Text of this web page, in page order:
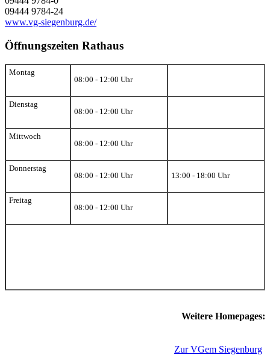
09444 9784-24
www.vg-siegenburg.de/
Öffnungszeiten Rathaus
Montag
08:00 - 12:00 Uhr
Dienstag
08:00 - 12:00 Uhr
Mittwoch
08:00 - 12:00 Uhr
Donnerstag
08:00 - 12:00 Uhr
13:00 - 18:00 Uhr
Freitag
08:00 - 12:00 Uhr
Weitere Homepages:
Zur VGem Siegenburg